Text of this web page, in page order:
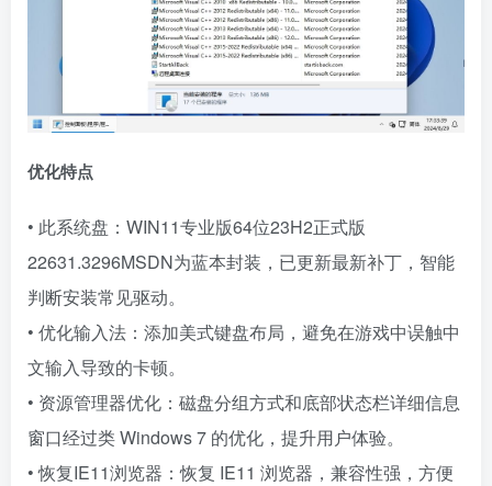
优化特点
• 此系统盘：WIN11专业版64位23H2正式版
22631.3296MSDN为蓝本封装，已更新最新补丁，智能
判断安装常见驱动。
• 优化输入法：添加美式键盘布局，避免在游戏中误触中
文输入导致的卡顿。
• 资源管理器优化：磁盘分组方式和底部状态栏详细信息
窗口经过类 Windows 7 的优化，提升用户体验。
• 恢复IE11浏览器：恢复 IE11 浏览器，兼容性强，方便